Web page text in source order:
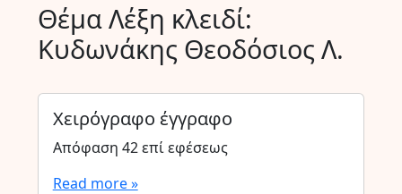
Θέμα Λέξη κλειδί:
Κυδωνάκης Θεοδόσιος Λ.
Χειρόγραφο έγγραφο
Απόφαση 42 επί εφέσεως
Read more »